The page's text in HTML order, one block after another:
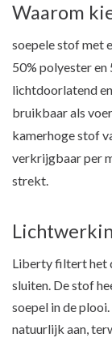
Waarom
soepele stof met
50% polyester en
lichtdoorlatend
bruikbaar als
kamerhoge stof
verkrijgbaar per
strekt.
Liberty filtert het
sluiten. De stof
soepel in de
natuurlijk aan,